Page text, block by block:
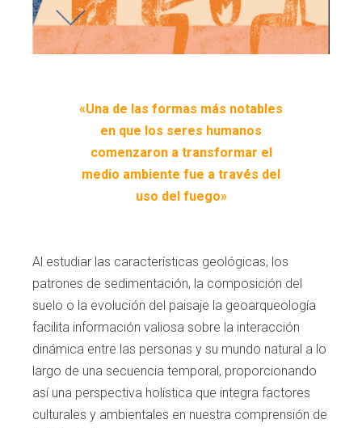
«Una de las formas más notables
en que los seres humanos
comenzaron a transformar el
medio ambiente fue a través del
uso del fuego»
Al estudiar las características geológicas, los
patrones de sedimentación, la composición del
suelo o la evolución del paisaje la geoarqueología
facilita información valiosa sobre la interacción
dinámica entre las personas y su mundo natural a lo
largo de una secuencia temporal, proporcionando
así una perspectiva holística que integra factores
culturales y ambientales en nuestra comprensión de